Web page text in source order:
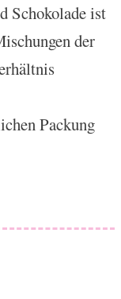
Schokolade ist
der
Packung